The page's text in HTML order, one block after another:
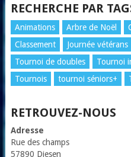
RECHERCHE PAR
Animations Arbre de Noël
Classement
Journée vétérans
Tournoi de doubles
Tournoi
Tournois
tournoi séniors+
RETROUVEZ-NOUS
Adresse
Rue des champs
57890 Diesen